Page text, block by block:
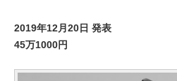
2019年12月20日 発表
45万1000円